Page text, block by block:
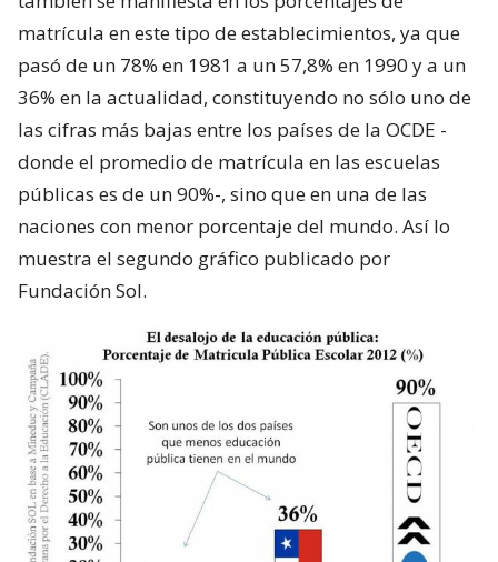
matrícula en este tipo de establecimientos, ya que
pasó de un 78% en 1981 a un 57,8% en 1990 y a un
36% en la actualidad, constituyendo no sólo uno de
las cifras más bajas entre los países de la OCDE -
donde el promedio de matrícula en las escuelas
públicas es de un 90%-, sino que en una de las
naciones con menor porcentaje del mundo. Así lo
muestra el segundo gráfico publicado por
Fundación Sol.